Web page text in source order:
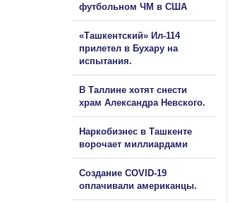
футбольном ЧМ в США
«Ташкентский» Ил-114
прилетел в Бухару на
испытания.
В Таллине хотят снести
храм Александра Невского.
Наркобизнес в Ташкенте
ворочает миллиардами
Создание COVID-19
оплачивали американцы.